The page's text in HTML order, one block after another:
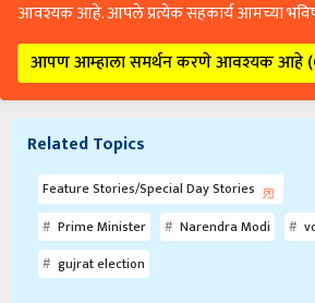
आवश्यक आहे. आपले प्रत्येक सहकार्य आमच्या
आपण आम्हाला समर्थन करणे आवश्यक आहे
Related Topics
Feature Stories/Special Day Stories
Prime Minister
Narendra Modi
gujrat election